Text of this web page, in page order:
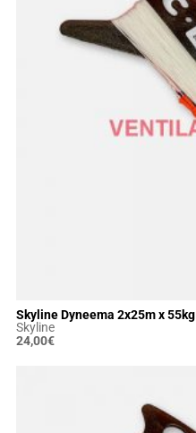
Skyline Dyneema 2x25m x 55kg
Skyline
24,00€